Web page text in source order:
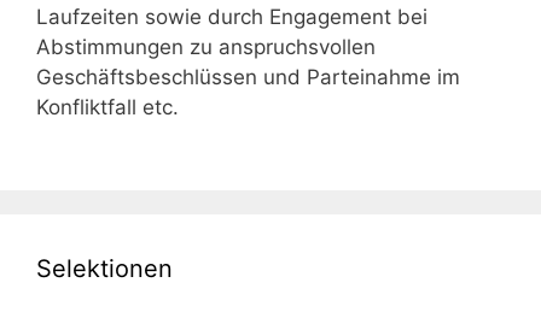
Laufzeiten sowie durch Engagement bei
Abstimmungen zu anspruchsvollen
Geschäftsbeschlüssen und Parteinahme im
Konfliktfall etc.
Selektionen